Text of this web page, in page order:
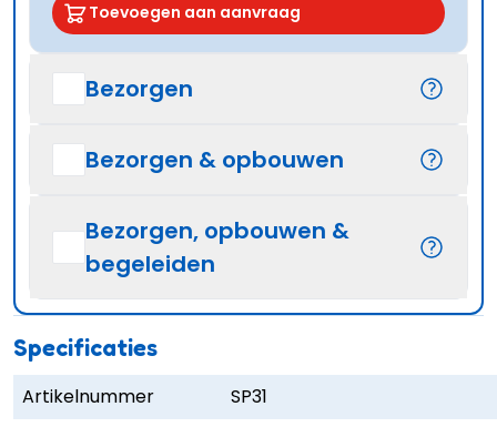
Toevoegen aan aanvraag
Bezorgen
Bezorgen & opbouwen
Bezorgen, opbouwen &
begeleiden
Specificaties
Artikelnummer
SP31